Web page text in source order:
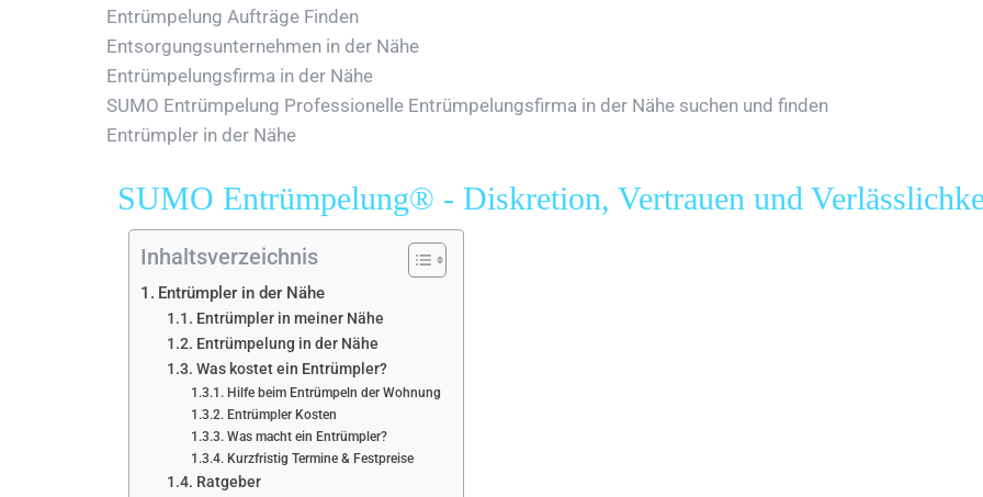
Entrümpelung Aufträge Finden
Entsorgungsunternehmen in der Nähe
Entrümpelungsfirma in der Nähe
SUMO Entrümpelung Professionelle Entrümpelungsfirma in der Nähe suchen und finden
Entrümpler in der Nähe
SUMO Entrümpelung® - Diskretion, Vertrauen und
Inhaltsverzeichnis
Entrümpler in der Nähe
Entrümpler in meiner Nähe
Entrümpelung in der Nähe
Was kostet ein Entrümpler?
Hilfe beim Entrümpeln der Wohnung
Entrümpler Kosten
Was macht ein Entrümpler?
Kurzfristig Termine & Festpreise
Ratgeber